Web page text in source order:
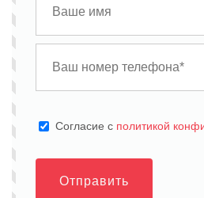
Cогласие с политикой
Отправить